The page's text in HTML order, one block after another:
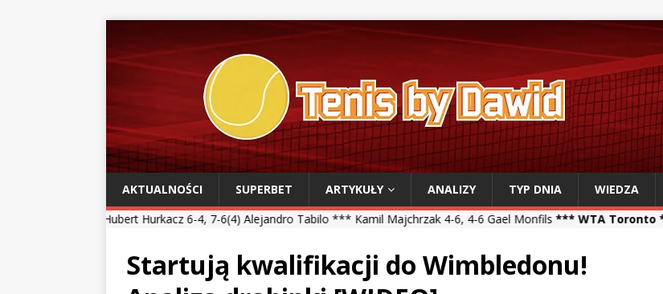
AKTUALNOŚCI SUPERBET ARTYKUŁY ANALIZY TYP DNIA WIEDZA
Hubert Hurkacz 6-4, 7-6(4) Alejandro Tabilo *** Kamil Majchrzak 4-6, 4-6 Gael Monfils*** WTA Toronto ***Iga Świątek
Startują kwalifikacji do Wimbledonu!